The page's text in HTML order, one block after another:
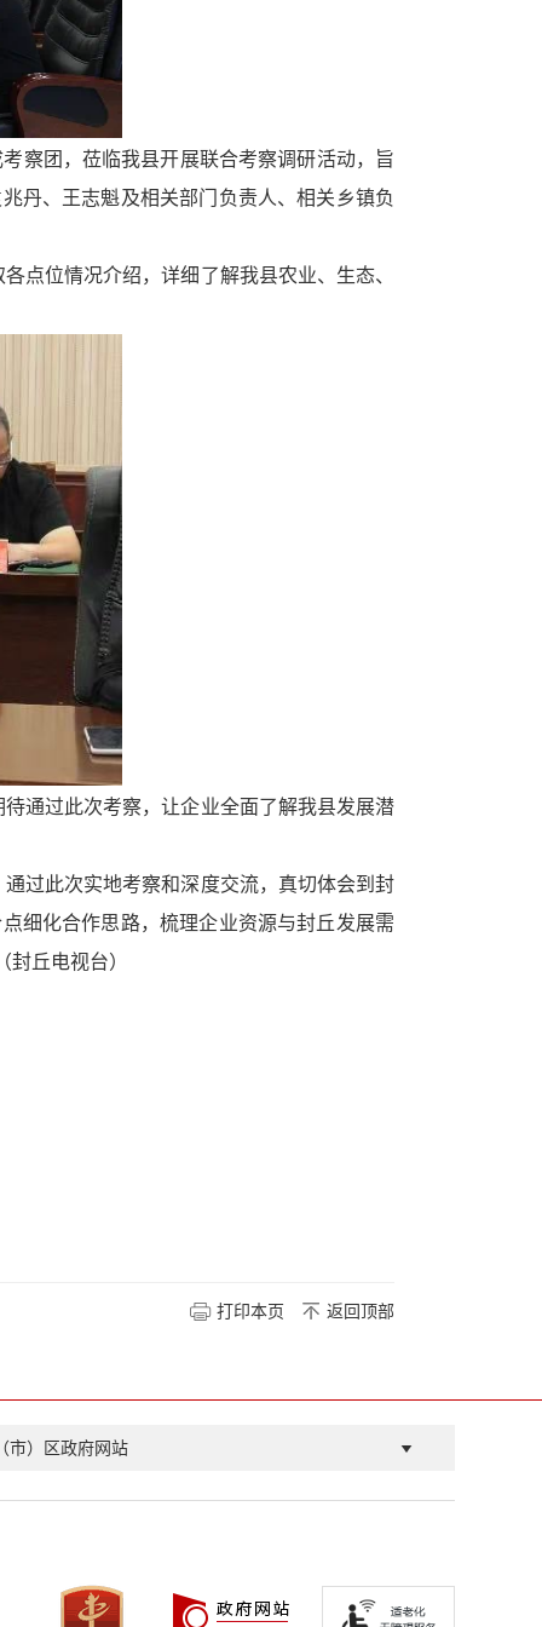
团，莅临我县开展联合考察调研活动，旨
丹、王志魁及相关部门负责人、相关乡镇负
位情况介绍，详细了解我县农业、生态、
过此次考察，让企业全面了解我县发展潜
此次实地考察和深度交流，真切体会到封
细化合作思路，梳理企业资源与封丘发展需
丘电视台）
打印本页 返回顶部
市）区政府网站